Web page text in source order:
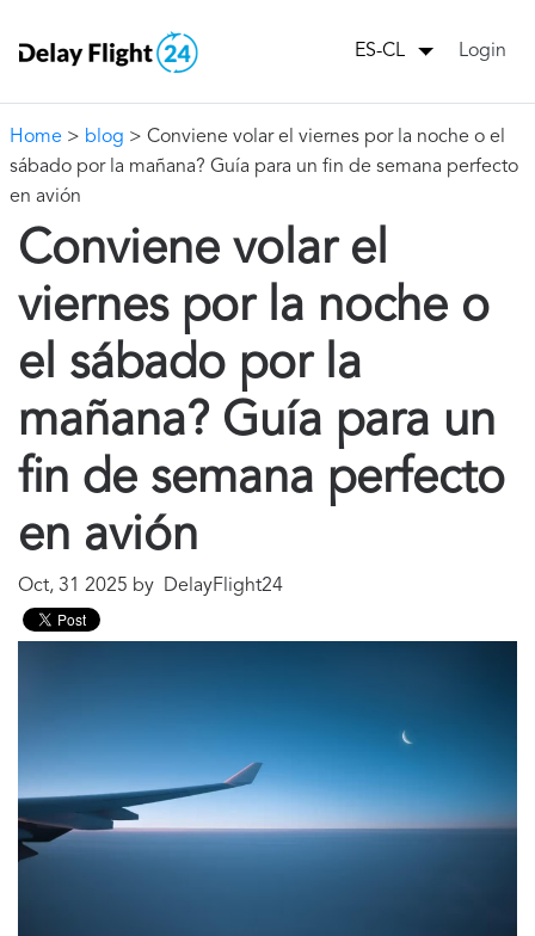
ES-CL Login
Home > blog > Conviene volar el viernes por la noche o el
sábado por la mañana? Guía para un fin de semana perfecto
en avión
Conviene volar el
viernes por la noche o
el sábado por la
mañana? Guía para un
fin de semana perfecto
en avión
Oct, 31 2025 by DelayFlight24